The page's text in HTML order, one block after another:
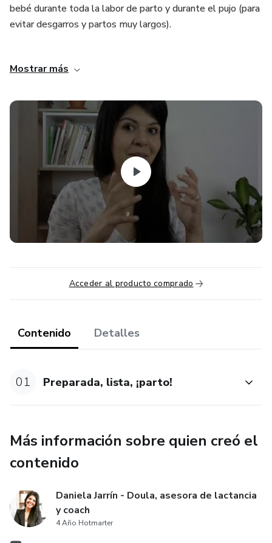
bebé durante toda la labor de parto y durante el pujo (para
evitar desgarros y partos muy largos).
bebé y así poder disfrutar de un parto más fácil.
3. Qué es lo que puede hacer la persona que te acompaña
para aliviar tus sensaciones cuando las contracciones ya
sean intensas.
4. Cómo hacer tu plan de parto paso a paso.
Este taller es totalmente práctico, en 3 horas tú y tu
pareja tendrán muchas herramientas para que tu parto sea
seguro, más fácil y para que lo puedan experimentar juntos.
Tu pareja o la persona que te acompañe aprenderá las
Mostrar más
Acceder al producto comprado
Contenido Detalles
01 Preparada, lista, ¡parto!
Más información sobre quien creó el
contenido
Daniela Jarrín - Doula, asesora de lactancia
y coach
4 Año Hotmarter